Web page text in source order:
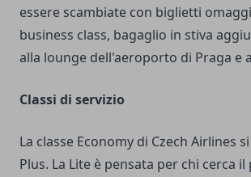
essere scambiate con biglietti
business class, bagaglio in stiva
alla lounge dell'aeroporto di Praga e
Classi di servizio
La classe Economy di Czech Airlines
Plus. La Lite è pensata per chi cerca